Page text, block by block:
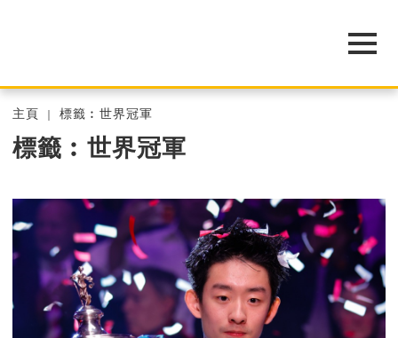
主頁 標籤︰世界冠軍
標籤︰世界冠軍